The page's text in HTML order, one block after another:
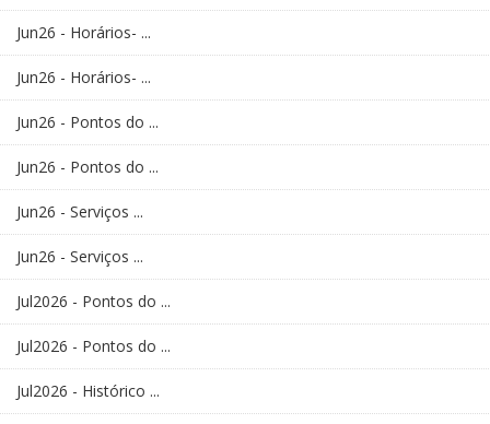
Jun26 - Horários- ...
Jun26 - Horários- ...
Jun26 - Pontos do ...
Jun26 - Pontos do ...
Jun26 - Serviços ...
Jun26 - Serviços ...
Jul2026 - Pontos do ...
Jul2026 - Pontos do ...
Jul2026 - Histórico ...